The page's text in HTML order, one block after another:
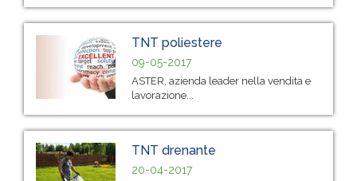
TNT poliestere
09-05-2017
ASTER, azienda leader nella vendita e
lavorazione...
TNT drenante
20-04-2017